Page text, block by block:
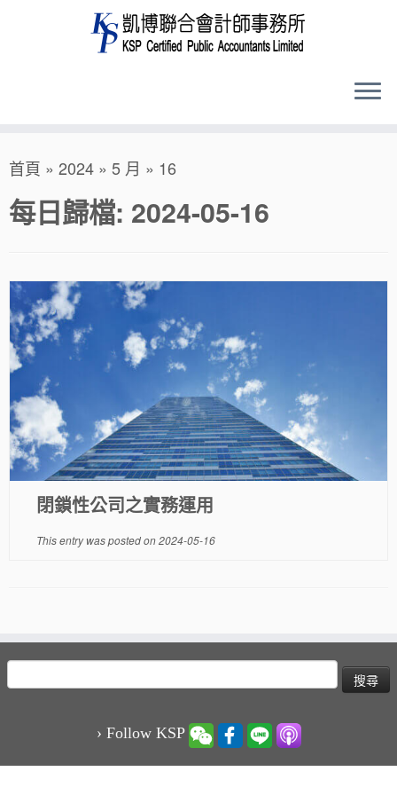
to
content
首頁 » 2024 » 5 月 » 16
每日歸檔: 2024-05-16
閉鎖性公司之實務運用
This entry was posted on2024-05-16
尋
› Follow KSP